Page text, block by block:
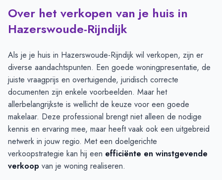
Over het verkopen van je huis in
Hazerswoude-Rijndijk
Als je je huis in Hazerswoude-Rijndijk wil verkopen, zijn er
diverse aandachtspunten. Een goede woningpresentatie, de
juiste vraagprijs en overtuigende, juridisch correcte
documenten zijn enkele voorbeelden. Maar het
allerbelangrijkste is wellicht de keuze voor een goede
makelaar. Deze professional brengt niet alleen de nodige
kennis en ervaring mee, maar heeft vaak ook een uitgebreid
netwerk in jouw regio. Met een doelgerichte
verkoopstrategie kan hij een efficiënte en winstgevende
verkoop van je woning realiseren.